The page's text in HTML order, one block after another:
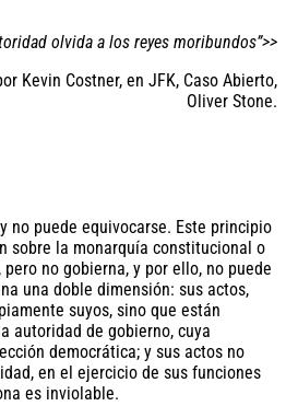
olvida a los reyes moribundos”>>
Kevin Costner, en JFK, Caso Abierto,
Oliver Stone.
no puede equivocarse. Este principio
sobre la monarquía constitucional o
no gobierna, y por ello, no puede
una doble dimensión: sus actos,
suyos, sino que están
autoridad de gobierno, cuya
democrática; y sus actos no
en el ejercicio de sus funciones
es inviolable.